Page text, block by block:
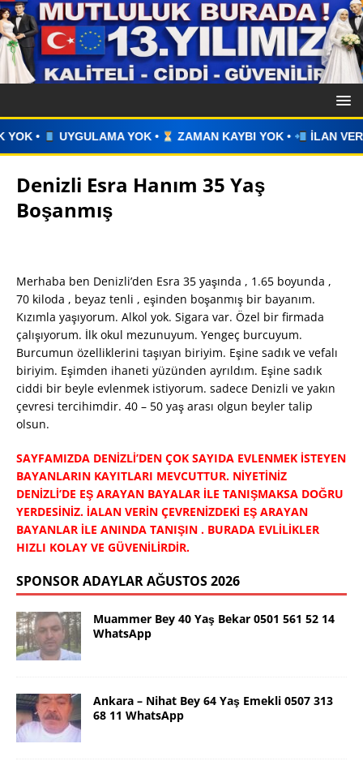
ZAMAN KAYBI YOK • İLAN VERİN • WHATSAPP
Denizli Esra Hanım 35 Yaş
Boşanmış
Merhaba ben Denizli’den Esra 35 yaşında , 1.65 boyunda ,
70 kiloda , beyaz tenli , eşinden boşanmış bir bayanım.
Kızımla yaşıyorum. Alkol yok. Sigara var. Özel bir firmada
çalışıyorum. İlk okul mezunuyum. Yengeç burcuyum.
Burcumun özelliklerini taşıyan biriyim. Eşine sadık ve vefalı
biriyim. Eşimden ihaneti yüzünden ayrıldım. Eşine sadık
ciddi bir beyle evlenmek istiyorum. sadece Denizli ve yakın
çevresi tercihimdir. 40 – 50 yaş arası olgun beyler talip
olsun.
SAYFAMIZDA DENİZLİ’DEN ÇOK SAYIDA EVLENMEK İSTEYEN
BAYANLARIN KAYITLARI MEVCUTTUR. NİYETİNİZ
DENİZLİ’DE EŞ ARAYAN BAYALAR İLE TANIŞMAKSA DOĞRU
YERDESİNİZ. İALAN VERİN ÇEVRENİZDEKİ EŞ ARAYAN
BAYANLAR İLE ANINDA TANIŞIN . BURADA EVLİLİKLER
HIZLI KOLAY VE GÜVENİLİRDİR.
SPONSOR ADAYLAR AĞUSTOS 2026
Muammer Bey 40 Yaş Bekar 0501 561 52 14
WhatsApp
Ankara – Nihat Bey 64 Yaş Emekli 0507 313
68 11 WhatsApp